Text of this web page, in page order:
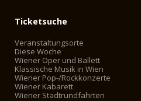
Ticketsuche
Veranstaltungsorte
Diese Woche
Wiener Oper und Ballett
Klassische Musik in Wien
Wiener Pop-/Rockkonzerte
Wiener Kabarett
Wiener Stadtrundfahrten